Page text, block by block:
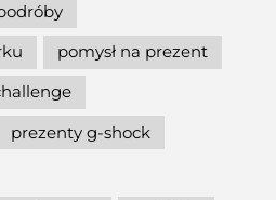
pomysł na prezent
prezenty g-shock